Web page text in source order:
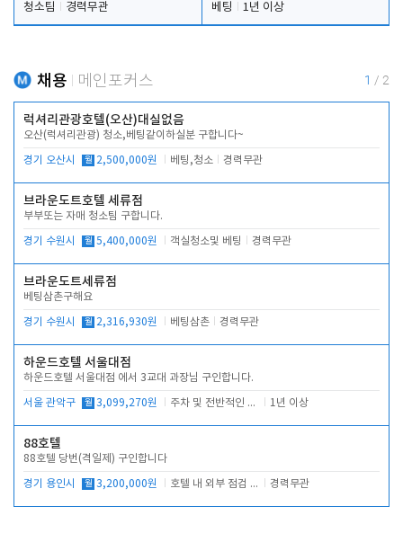
청소팀
경력무관
베팅
1년 이상
채용 메인포커스 1 / 2
럭셔리관광호텔(오산)대실없음
오산(럭셔리관광) 청소,베팅같이하실분 구합니다~
경기 오산시 월 2,500,000원 베팅,청소 경력무관
브라운도트호텔 세류점
부부또는 자매 청소팀 구합니다.
경기 수원시 월 5,400,000원 객실청소및 베팅 경력무관
브라운도트세류점
베팅삼촌구해요
경기 수원시 월 2,316,930원 베팅삼촌 경력무관
하운드호텔 서울대점
하운드호텔 서울대점 에서 3교대 과장님 구인합니다.
서울 관악구 월 3,099,270원 주차 및 전반적인 당번업무 1년 이상
88호텔
88호텔 당번(격일제) 구인합니다
경기 용인시 월 3,200,000원 호텔 내 외부 점검 및 프런트 운영 경력무관